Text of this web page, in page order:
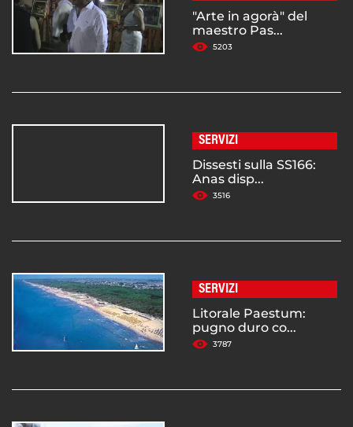
"Arte in agorà" del
maestro Pas...
5203
SERVIZI
Dissesti sulla SS166:
Anas disp...
3516
SERVIZI
Litorale Paestum:
pugno duro co...
3787